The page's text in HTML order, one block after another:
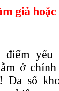
giả hoặc
điểm yếu
ở chính
Đa số